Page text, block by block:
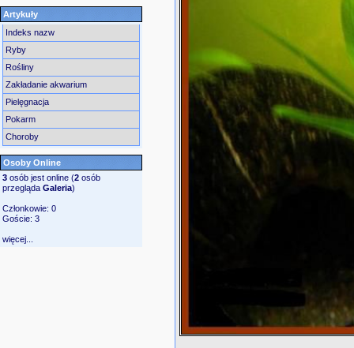
Artykuły
Indeks nazw
Ryby
Rośliny
Zakładanie akwarium
Pielęgnacja
Pokarm
Choroby
Osoby Online
3 osób jest online (2 osób
przegląda Galeria)
Członkowie: 0
Goście: 3
więcej...